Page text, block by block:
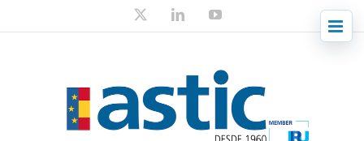
content
LinkedInYouTube